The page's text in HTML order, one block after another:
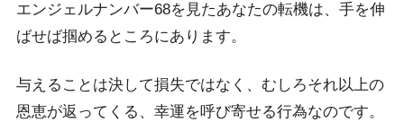
エンジェルナンバー68を見たあなたの転機は、手を伸
ばせば掴めるところにあります。
与えることは決して損失ではなく、むしろそれ以上の
恩恵が返ってくる、幸運を呼び寄せる行為なのです。